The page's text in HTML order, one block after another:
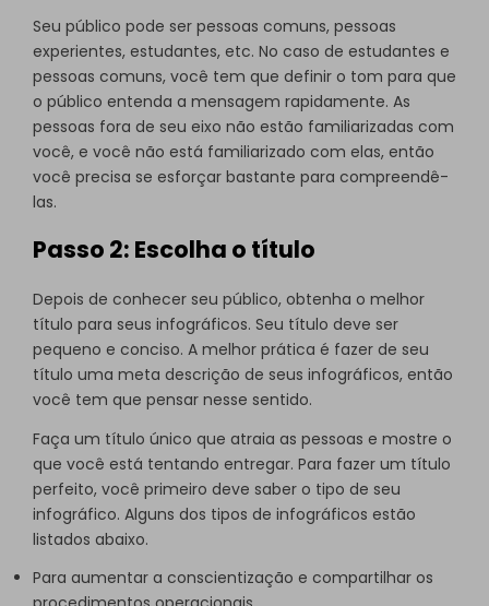
Seu público pode ser pessoas comuns, pessoas
experientes, estudantes, etc. No caso de estudantes e
pessoas comuns, você tem que definir o tom para que
o público entenda a mensagem rapidamente. As
pessoas fora de seu eixo não estão familiarizadas com
você, e você não está familiarizado com elas, então
você precisa se esforçar bastante para compreendê-
las.
Passo 2: Escolha o título
Depois de conhecer seu público, obtenha o melhor
título para seus infográficos. Seu título deve ser
pequeno e conciso. A melhor prática é fazer de seu
título uma meta descrição de seus infográficos, então
você tem que pensar nesse sentido.
Faça um título único que atraia as pessoas e mostre o
que você está tentando entregar. Para fazer um título
perfeito, você primeiro deve saber o tipo de seu
infográfico. Alguns dos tipos de infográficos estão
listados abaixo.
Para aumentar a conscientização e compartilhar os